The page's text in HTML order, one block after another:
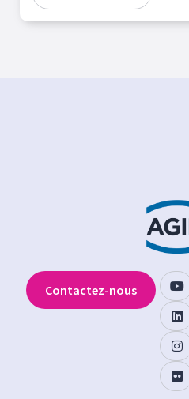
Contactez-nous